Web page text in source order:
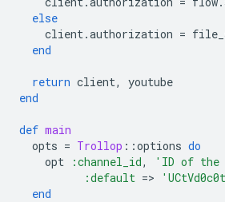
else
client.authorization =
end
return client,
youtube
end
def main
opts = Trollop ::options do
opt
:channel_id,
'ID of the
:default =>
end